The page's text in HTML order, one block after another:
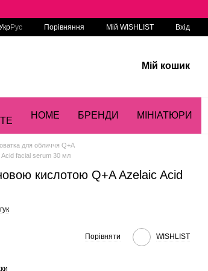
Рус Порівняння Мій WISHLIST Вхід
Мій кошик
HOME БРЕНДИ МІНІАТЮРИ
для обличчя Q+A
Acid facial serum 30 мл
кислотою Q+A Azelaic Acid
Порівняти WISHLIST